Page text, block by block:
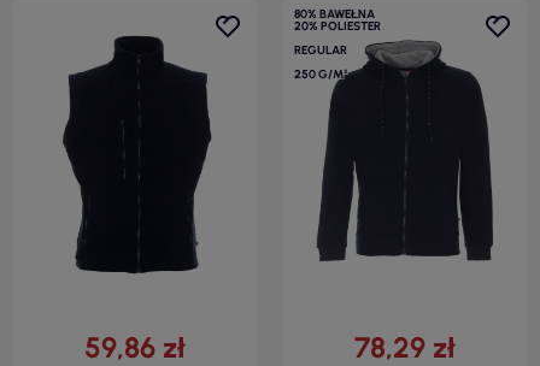
59,86 zł
80% BAWEŁNA
20% POLIESTER
REGULAR
250 G/M²
78,29 zł